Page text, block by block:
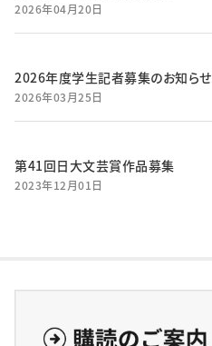
2026年04月20日
2026年度学生記者募集のお知らせ
2026年03月25日
第41回日大文芸賞作品募集
2023年12月01日